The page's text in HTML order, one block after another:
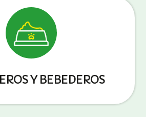
Y BEBEDEROS